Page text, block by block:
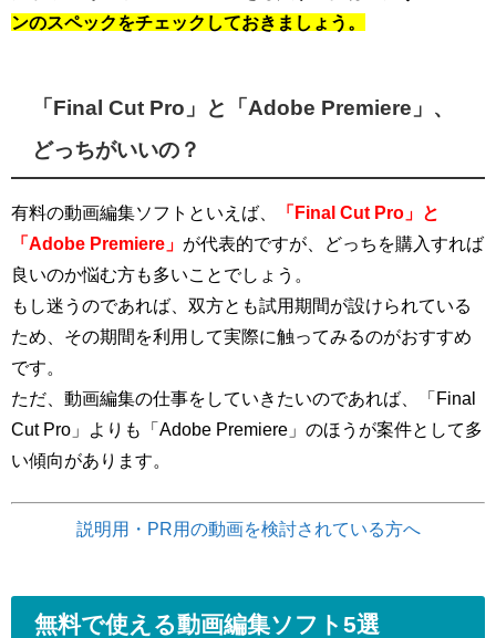
ンのスペックをチェックしておきましょう。
「Final Cut Pro」と「Adobe Premiere」、
どっちがいいの？
有料の動画編集ソフトといえば、
「Final Cut Pro」と
「Adobe Premiere」 が代表的ですが、どっちを購入すれば
良いのか悩む方も多いことでしょう。
もし迷うのであれば、双方とも試用期間が設けられている
ため、その期間を利用して実際に触ってみるのがおすすめ
です。
ただ、動画編集の仕事をしていきたいのであれば、「Final
Cut Pro」よりも「Adobe Premiere」のほうが案件として多
い傾向があります。
説明用・PR用の動画を検討されている方へ
無料で使える動画編集ソフト5選